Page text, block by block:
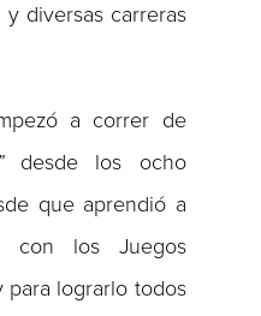
diversas carreras
a correr de
desde los ocho
que aprendió a
con los Juegos
lograrlo todos